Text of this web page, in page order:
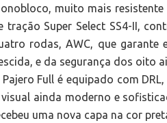
muito mais
tração Super Select SS4-II,
rodas, AWC, que garante
e da segurança dos oito
Pajero Full é equipado com
ainda moderno e
uma nova capa na cor